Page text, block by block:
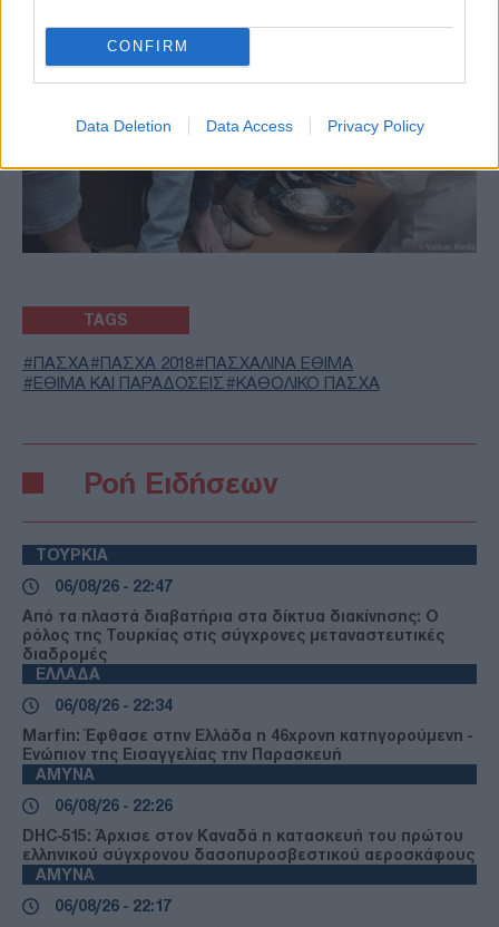
CONFIRM
Data Deletion Data Access Privacy Policy
TAGS
ΠΑΣΧΑ ΠΑΣΧΑ 2018
ΠΑΣΧΑΛΙΝΑ ΕΘΙΜΑ
ΕΘΙΜΑ ΚΑΙ ΠΑΡΑΔΟΣΕΙΣ
ΚΑΘΟΛΙΚΟ ΠΑΣΧΑ
Ροή Ειδήσεων
ΤΟΥΡΚΙΑ
06/08/26 - 22:47
Από τα πλαστά διαβατήρια στα δίκτυα διακίνησης: Ο
ρόλος της Τουρκίας στις σύγχρονες μεταναστευτικές
διαδρομές
ΕΛΛΑΔΑ
06/08/26 - 22:34
Marfin: Έφθασε στην Ελλάδα η 46χρονη κατηγορούμενη -
Ενώπιον της Εισαγγελίας την Παρασκευή
ΑΜΥΝΑ
06/08/26 - 22:26
DHC-515: Άρχισε στον Καναδά η κατασκευή του πρώτου
ελληνικού σύγχρονου δασοπυροσβεστικού αεροσκάφους
ΑΜΥΝΑ
06/08/26 - 22:17